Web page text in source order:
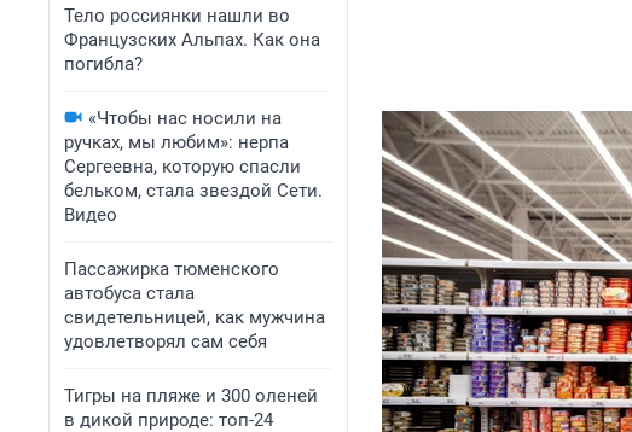
Тело россиянки нашли во
Французских Альпах. Как она
погибла?
«Чтобы нас носили на
ручках, мы любим»: нерпа
Сергеевна, которую спасли
бельком, стала звездой Сети.
Видео
Пассажирка тюменского
автобуса стала
свидетельницей, как мужчина
удовлетворял сам себя
Тигры на пляже и 300 оленей
в дикой природе: топ-24